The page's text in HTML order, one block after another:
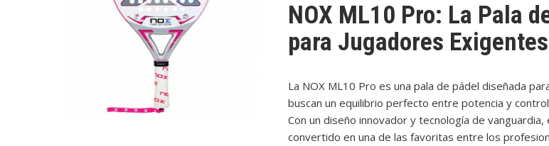
NOX ML10 Pro: La Pala
para Jugadores Exigentes
La NOX ML10 Pro es una pala de pádel diseñada
buscan un equilibrio perfecto entre potencia y
Con un diseño innovador y tecnología de vanguardia,
convertido en una de las favoritas entre los